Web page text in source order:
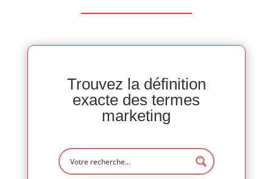
Trouvez la définition
exacte des termes
marketing